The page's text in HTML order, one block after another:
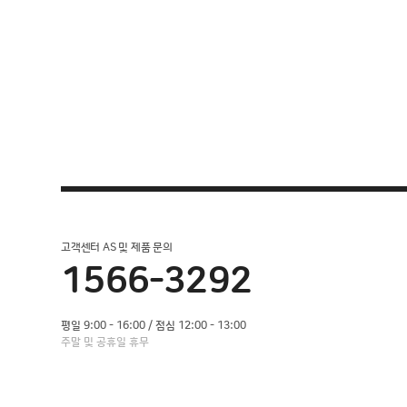
고객센터 AS 및 제품 문의
1566-3292
평일 9:00 - 16:00 / 점심 12:00 - 13:00
주말 및 공휴일 휴무